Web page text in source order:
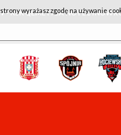
- KSK QEMETICA NOTEĆ
wyrażasz zgodę na używanie